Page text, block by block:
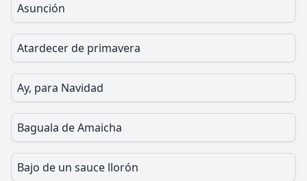
Asunción
Atardecer de primavera
Ay, para Navidad
Baguala de Amaicha
Bajo de un sauce llorón